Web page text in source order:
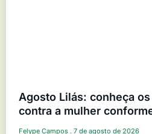
Agosto Lilás: conheça
contra a mulher
Felype Campos 7 de agosto de 2026